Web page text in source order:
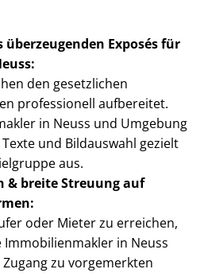
Exposés für
den gesetzlichen
professionell aufbereitet.
in Neuss und Umgebung
und Bildauswahl gezielt
aus.
& breite Streuung auf
oder Mieter zu erreichen,
in Neuss
zu vorgemerkten